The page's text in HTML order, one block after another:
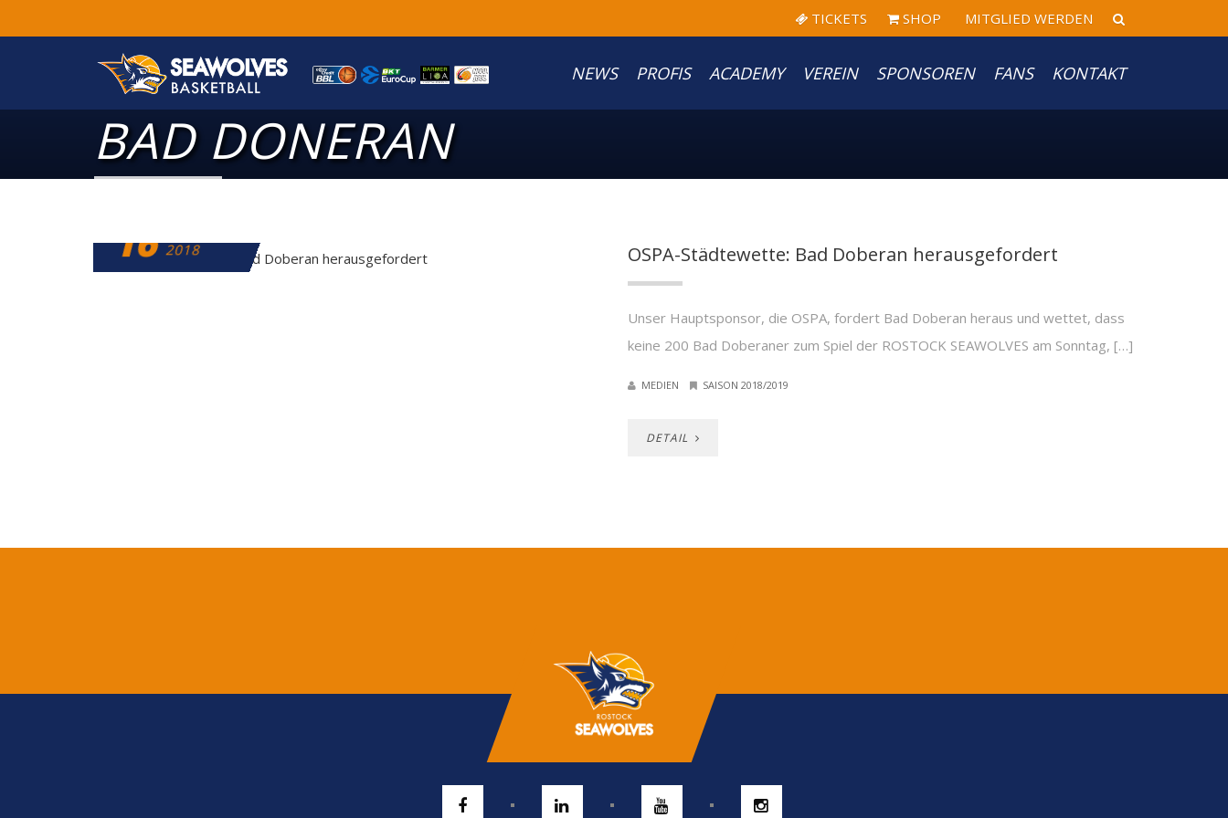
TICKETS SHOP MITGLIED WERDEN
NEWS PROFIS ACADEMY VEREIN SPONSOREN FANS KONTAKT
BAD DONERAN
16 2018
OSPA-Städtewette: Bad Doberan herausgefordert
Unser Hauptsponsor, die OSPA, fordert Bad Doberan heraus und wettet, dass
keine 200 Bad Doberaner zum Spiel der ROSTOCK SEAWOLVES am Sonntag, […]
MEDIEN SAISON 2018/2019
DETAIL